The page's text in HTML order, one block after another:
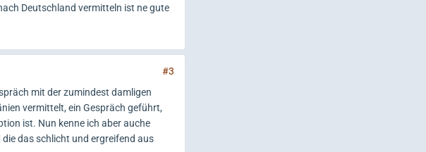
Deutschland vermitteln ist ne gute
#3
mit der zumindest damligen
vermittelt, ein Gespräch geführt,
ist. Nun kenne ich aber auche
das schlicht und ergreifend aus